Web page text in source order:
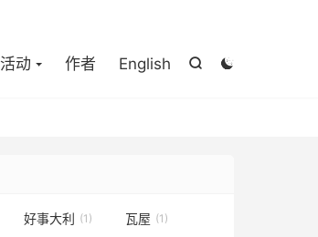


活动 作者 English
好事大利 (1) 瓦屋 (1)